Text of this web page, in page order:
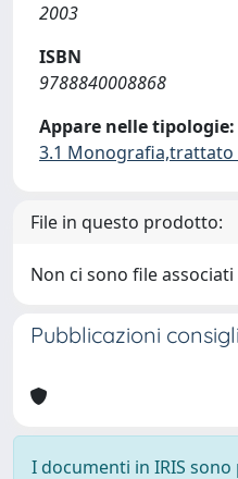
2003
ISBN
9788840008868
Appare nelle tipologie:
3.1 Monografia,trattato
File in questo prodotto:
Non ci sono file
Pubblicazioni
I documenti in IRIS